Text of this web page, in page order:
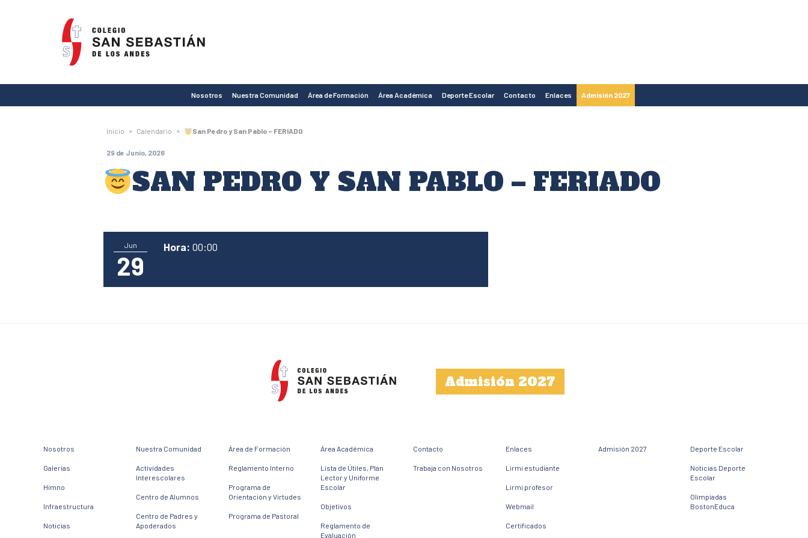
Colegio
San
Sebastián
de
Los
Andes
Nosotros Nuestra Comunidad Área de Formación Área Académica Deporte Escolar Contacto Enlaces Admisión 2027
Inicio » Calendario » San Pedro y San Pablo – FERIADO
29 de Junio, 2026
SAN PEDRO Y SAN PABLO – FERIADO
Jun
29
Hora: 00:00
Admisión 2027
Nosotros
Galerías
Himno
Infraestructura
Noticias
Nuestra Comunidad
Actividades
Interescolares
Centro de Alumnos
Centro de Padres y
Apoderados
Área de Formación
Reglamento Interno
Programa de
Orientación y Virtudes
Programa de Pastoral
Área Académica
Lista de Útiles, Plan
Lector y Uniforme
Escolar
Objetivos
Reglamento de
Evaluación
Contacto
Trabaja con Nosotros
Enlaces
Lirmi estudiante
Lirmi profesor
Webmail
Certificados
Admisión 2027 Deporte Escolar
Noticias Deporte
Escolar
Olimpiadas
BostonEduca